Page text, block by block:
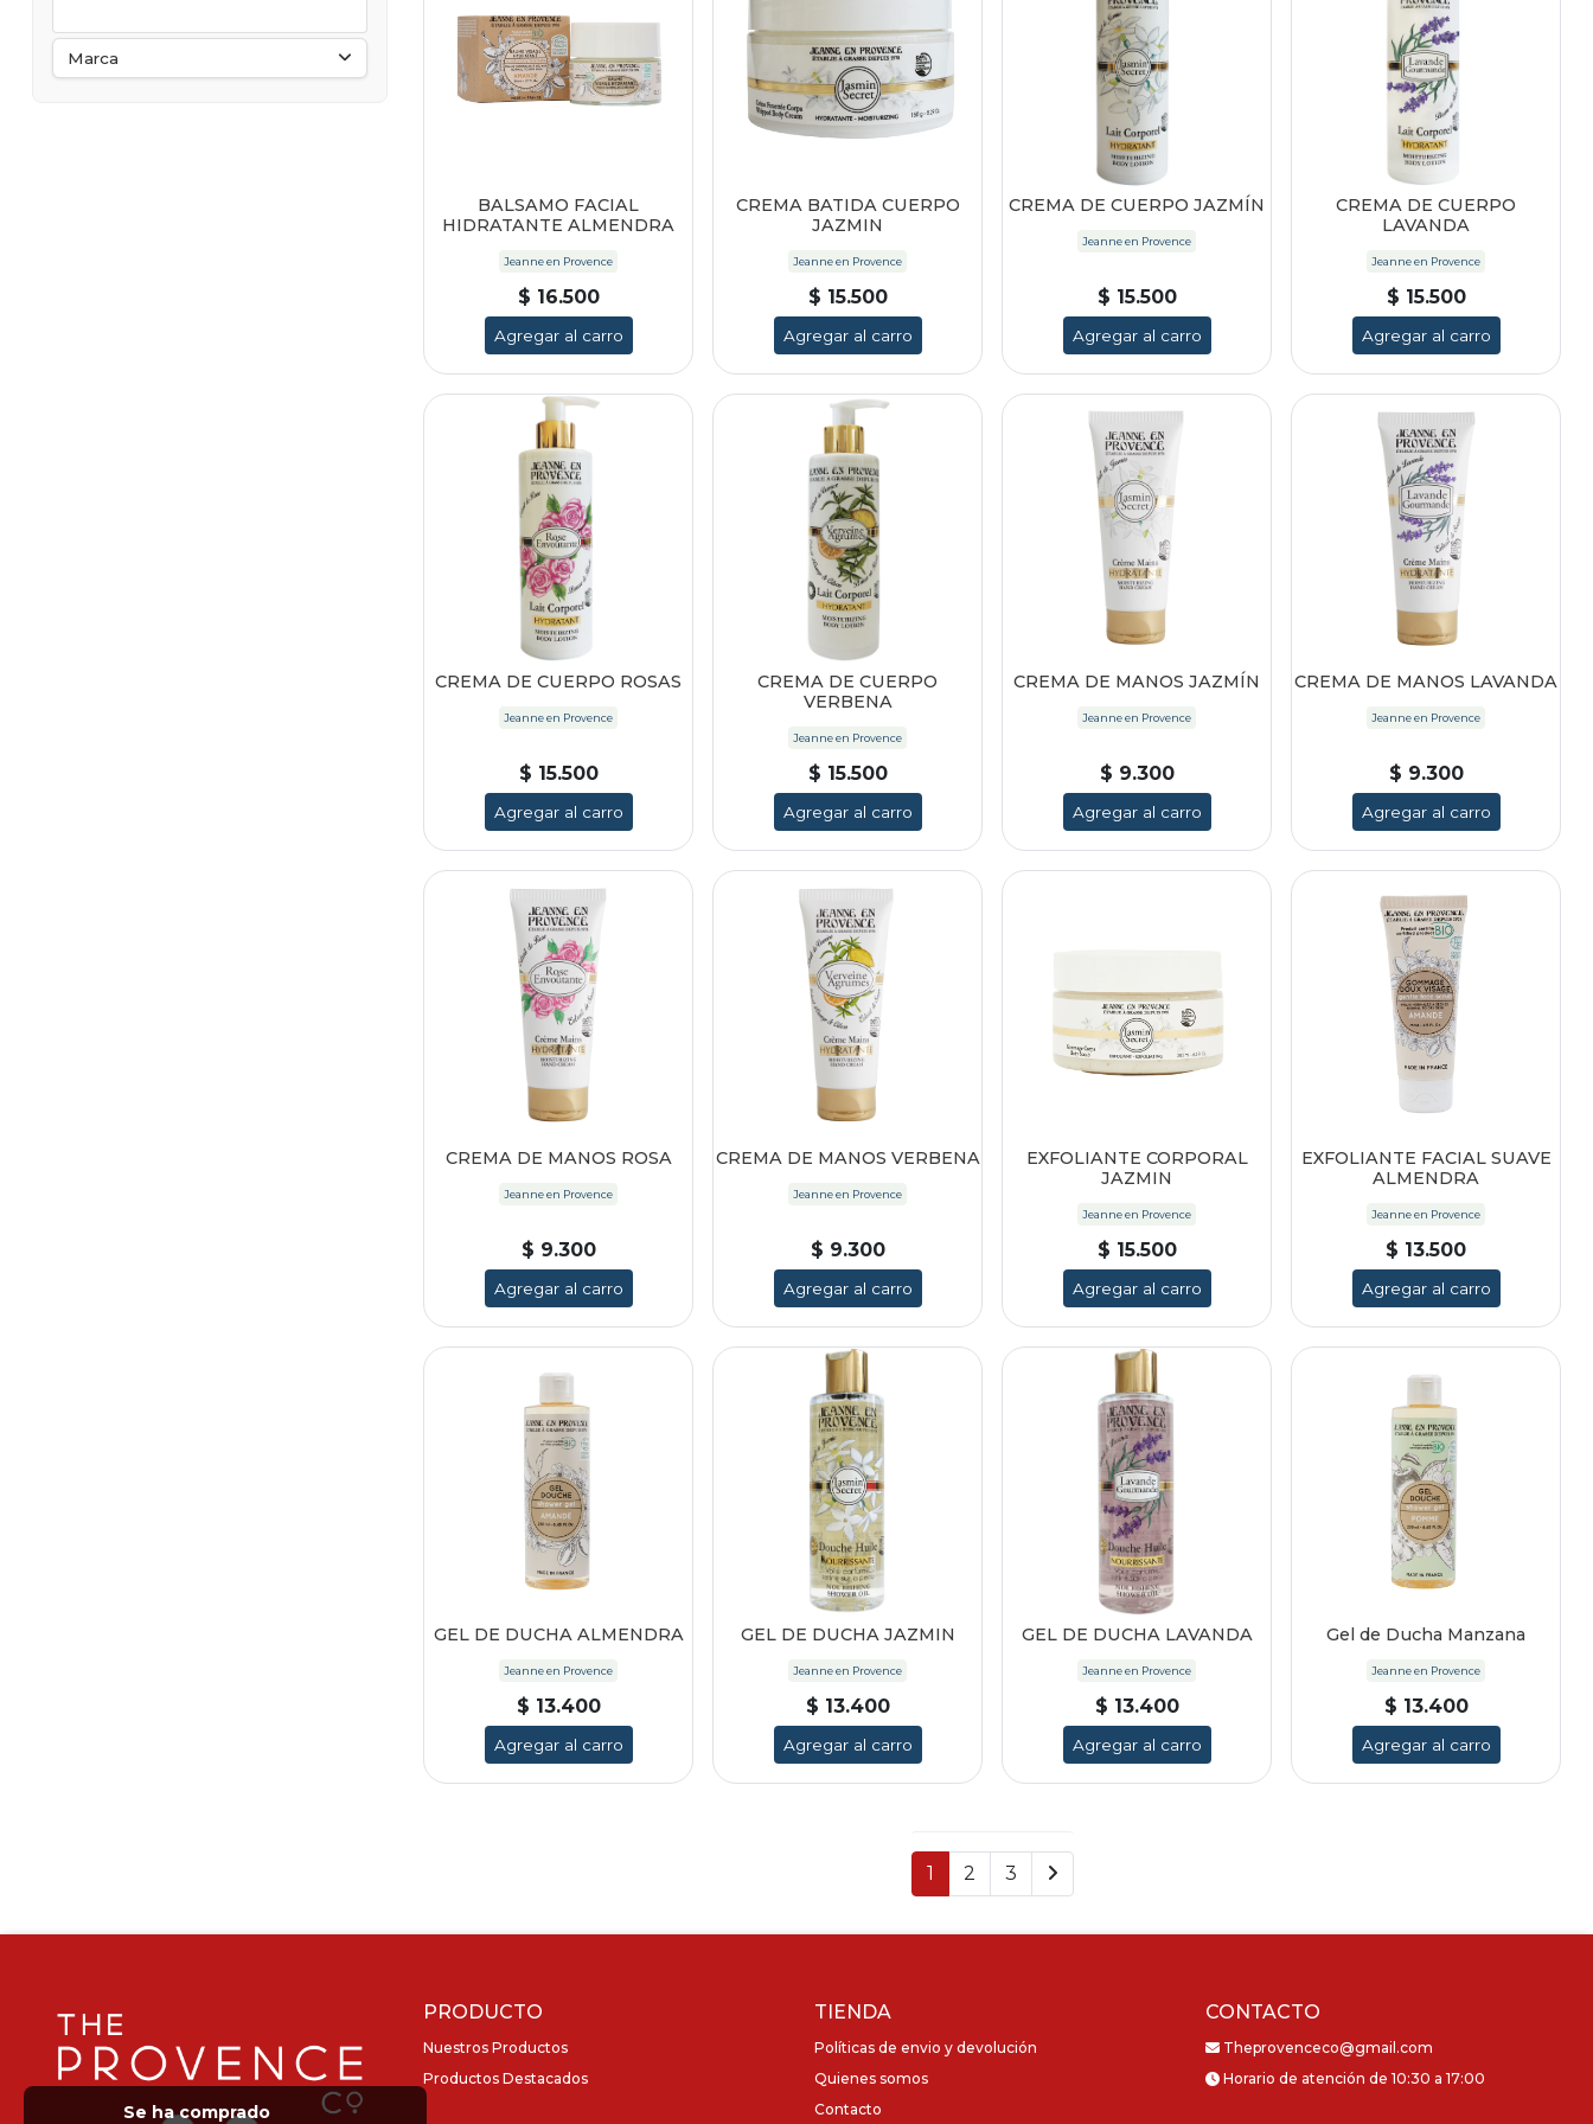
Marca
BALSAMO FACIAL
HIDRATANTE ALMENDRA
Jeanne en Provence
$ 16.500
Agregar al carro
CREMA BATIDA CUERPO
JAZMIN
Jeanne en Provence
$ 15.500
Agregar al carro
CREMA DE CUERPO JAZMÍN
Jeanne en Provence
$ 15.500
Agregar al carro
CREMA DE CUERPO
LAVANDA
Jeanne en Provence
$ 15.500
Agregar al carro
CREMA DE CUERPO ROSAS
Jeanne en Provence
$ 15.500
Agregar al carro
CREMA DE CUERPO
VERBENA
Jeanne en Provence
$ 15.500
Agregar al carro
CREMA DE MANOS JAZMÍN
Jeanne en Provence
$ 9.300
Agregar al carro
CREMA DE MANOS LAVANDA
Jeanne en Provence
$ 9.300
Agregar al carro
CREMA DE MANOS ROSA
Jeanne en Provence
$ 9.300
Agregar al carro
CREMA DE MANOS VERBENA
Jeanne en Provence
$ 9.300
Agregar al carro
EXFOLIANTE CORPORAL
JAZMIN
Jeanne en Provence
$ 15.500
Agregar al carro
EXFOLIANTE FACIAL SUAVE
ALMENDRA
Jeanne en Provence
$ 13.500
Agregar al carro
GEL DE DUCHA ALMENDRA
Jeanne en Provence
$ 13.400
Agregar al carro
GEL DE DUCHA JAZMIN
Jeanne en Provence
$ 13.400
Agregar al carro
GEL DE DUCHA LAVANDA
Jeanne en Provence
$ 13.400
Agregar al carro
Gel de Ducha Manzana
Jeanne en Provence
$ 13.400
Agregar al carro
Se ha comprado
1 2 3
PRODUCTO
Nuestros Productos
Productos Destacados
TIENDA
Políticas de envio y devolución
Quienes somos
Contacto
CONTACTO
Theprovenceco@gmail.com
Horario de atención de 10:30 a 17:00